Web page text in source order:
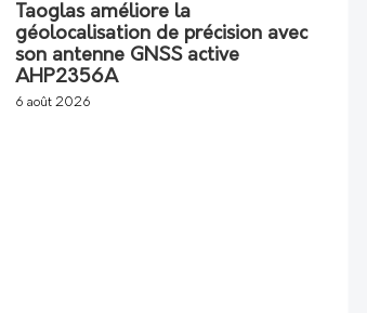
Taoglas améliore la
géolocalisation de précision avec
son antenne GNSS active
AHP2356A
6 août 2026